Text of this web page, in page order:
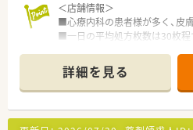
＜店舗情報＞
■心療内科の患者様が多く、皮
■一日の平均処方枚数は30枚程
■お近くにスーパーやドラッグ
も困りません。
■医療機関・患者様・施設との
■在宅は老人ホームを4施設お
詳細を見る